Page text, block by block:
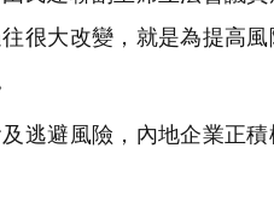
很大改變，就是為提高
逃避風險，內地企業正